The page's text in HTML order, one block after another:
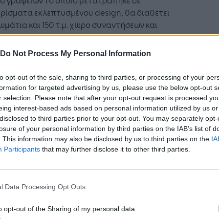
Do Not Process My Personal Information
opt-out of the sale, sharing to third parties, or processing of your
for targeted advertising by us, please use the below opt-out
selection. Please note that after your opt-out request is processed
interest-based ads based on personal information utilized by us
to third parties prior to your opt-out. You may separately
of your personal information by third parties on the IAB’s list of
This information may also be disclosed by us to third parties on the
Participants that may further disclose it to other third parties.
Data Processing Opt Outs
opt-out of the Sharing of my personal data.
εκλεπτυσμένου design, θα διαθέτει
και 150 τ.μ. χώρο συναντήσεων και
Στο ισόγειο του κτηρίου θα βρίσκεται
με θέα την πλατεία, ενώ το πιο ελκυστικό
του κτηρίου θα είναι το roof top bar -
με θέα την Ακρόπολη, το οποίο θα
σε συνεργασία με ένα καταξιωμένο chef.
The Social Kolonaki Athens Hotel, μέλος
Individuals, που ανοίγει τις πύλες του
Νοέμβριο, αποτελεί μια νέα προσθήκη
ξενοδοχειακό portfolio του Ομίλου
Individuals στην ελληνική αγορά. Με έδρα
Βουκουρεστίου στην καρδιά της Αθήνας, το
ξενοδοχείο στο συγκεκριμένο δρόμο. Το
ξενοδοχείο, με urban ύφος στους